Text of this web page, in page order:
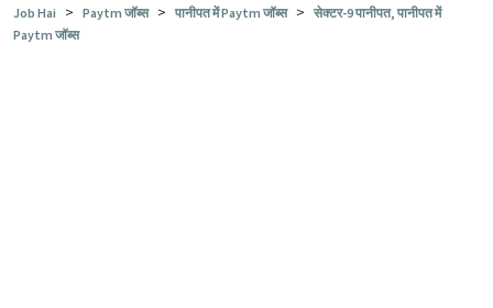
Job Hai > Paytm जॉब्स > पानीपत में Paytm जॉब्स > सेक्टर-9 पानीपत, पानीपत में
Paytm जॉब्स